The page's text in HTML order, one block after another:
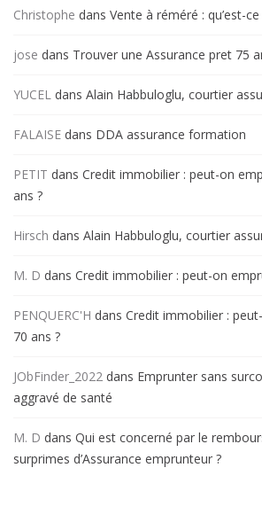
Christophe dans Vente à réméré : qu’est-ce
jose dans Trouver une Assurance pret 75
YUCEL dans Alain Habbuloglu, courtier
FALAISE dans DDA assurance formation
PETIT dans Credit immobilier : peut-on
ans ?
Hirsch dans Alain Habbuloglu, courtier
M. D dans Credit immobilier : peut-on
PENQUERC'H dans Credit immobilier :
70 ans ?
JObFinder_2022 dans Emprunter sans
aggravé de santé
M. D dans Qui est concerné par le
surprimes d’Assurance emprunteur ?